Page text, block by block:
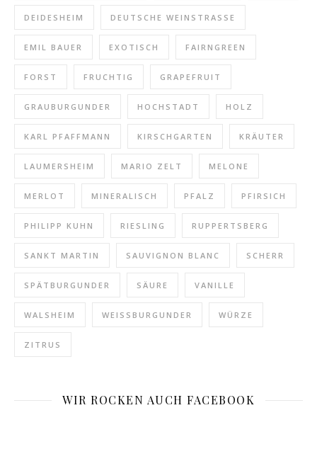
DEIDESHEIM DEUTSCHE WEINSTRASSE
EMIL BAUER EXOTISCH FAIRNGREEN
FORST FRUCHTIG GRAPEFRUIT
GRAUBURGUNDER HOCHSTADT HOLZ
KARL PFAFFMANN KIRSCHGARTEN KRÄUTER
LAUMERSHEIM MARIO ZELT MELONE
MERLOT MINERALISCH PFALZ PFIRSICH
PHILIPP KUHN RIESLING RUPPERTSBERG
SANKT MARTIN SAUVIGNON BLANC SCHERR
SPÄTBURGUNDER SÄURE VANILLE
WALSHEIM WEISSBURGUNDER WÜRZE
ZITRUS
WIR ROCKEN AUCH FACEBOOK